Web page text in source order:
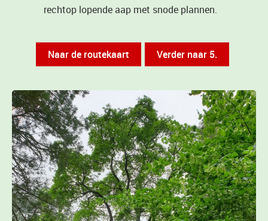
rechtop lopende aap met snode plannen.
Naar de routekaart Verder naar 5.